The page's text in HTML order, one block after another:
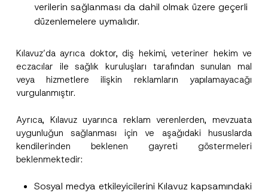
verilerin sağlanması da dahil olmak üzere geçerli
düzenlemelere uymalıdır.
Kılavuz’da ayrıca doktor, diş hekimi, veteriner hekim ve
eczacılar ile sağlık kuruluşları tarafından sunulan mal
veya hizmetlere ilişkin reklamların yapılamayacağı
vurgulanmıştır.
Ayrıca, Kılavuz uyarınca reklam verenlerden, mevzuata
uygunluğun sağlanması için ve aşağıdaki hususlarda
kendilerinden beklenen gayreti göstermeleri
beklenmektedir:
Sosyal medya etkileyicilerini Kılavuz kapsamındaki